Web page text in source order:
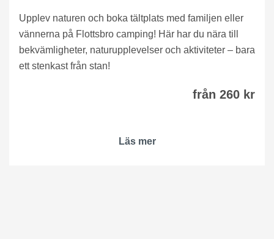
Upplev naturen och boka tältplats med familjen eller
vännerna på Flottsbro camping! Här har du nära till
bekvämligheter, naturupplevelser och aktiviteter – bara
ett stenkast från stan!
från 260 kr
Läs mer